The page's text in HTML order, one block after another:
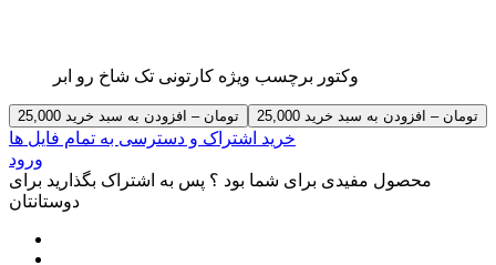
وکتور برچسب ویژه کارتونی تک شاخ رو ابر
25,000 تومان – افزودن به سبد خرید
خرید اشتراک و دسترسی به تمام فایل ها
ورود
محصول مفیدی برای شما بود ؟ پس به اشتراک بگذارید برای
دوستانتان